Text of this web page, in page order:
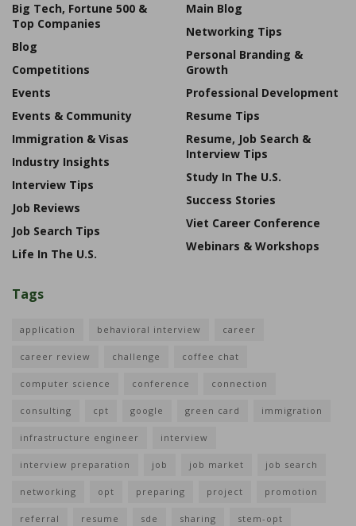
Big Tech, Fortune 500 &
Top Companies
Blog
Competitions
Events
Events & Community
Immigration & Visas
Industry Insights
Interview Tips
Job Reviews
Job Search Tips
Life In The U.S.
Main Blog
Networking Tips
Personal Branding &
Growth
Professional Development
Resume Tips
Resume, Job Search &
Interview Tips
Study In The U.S.
Success Stories
Viet Career Conference
Webinars & Workshops
Tags
application behavioral interview career
career review challenge coffee chat
computer science conference connection
consulting cpt google green card immigration
infrastructure engineer interview
interview preparation job job market job search
networking opt preparing project promotion
referral resume sde sharing stem-opt